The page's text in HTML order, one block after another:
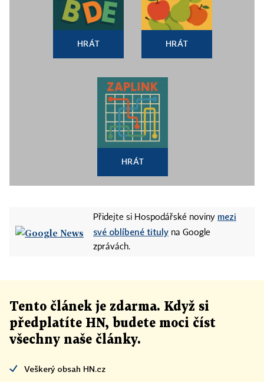
HRÁT HRÁT
HRÁT
Přidejte si Hospodářské noviny mezi
své oblíbené tituly na Google
zprávách.
Tento článek je zdarma. Když si
předplatíte HN, budete moci číst
všechny naše články.
Veškerý obsah HN.cz